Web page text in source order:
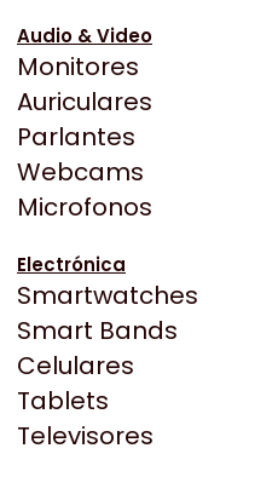
Audio & Video
Monitores
Auriculares
Parlantes
Webcams
Microfonos
Electrónica
Smartwatches
Smart Bands
Celulares
Tablets
Televisores
de ArmyTech